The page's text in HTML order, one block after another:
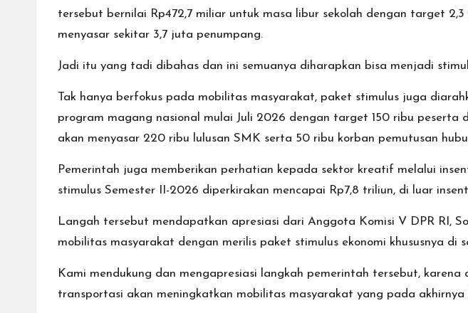
tersebut bernilai Rp472,7 miliar untuk masa libur sekolah dengan target
menyasar sekitar 3,7 juta penumpang.
Jadi itu yang tadi dibahas dan ini semuanya diharapkan bisa menjadi
Tak hanya berfokus pada mobilitas masyarakat, paket stimulus juga
program magang nasional mulai Juli 2026 dengan target 150 ribu peserta
akan menyasar 220 ribu lulusan SMK serta 50 ribu korban pemutusan
Pemerintah juga memberikan perhatian kepada sektor kreatif melalui
stimulus Semester II-2026 diperkirakan mencapai Rp7,8 triliun, di luar
Langah tersebut mendapatkan apresiasi dari Anggota Komisi V DPR RI,
mobilitas masyarakat dengan merilis paket stimulus ekonomi khususnya
Kami mendukung dan mengapresiasi langkah pemerintah tersebut,
transportasi akan meningkatkan mobilitas masyarakat yang pada akhirnya